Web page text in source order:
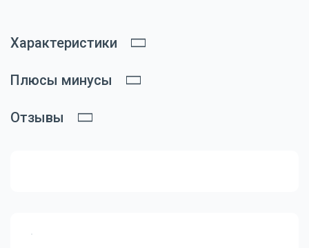
Характеристики
Плюсы минусы
Отзывы